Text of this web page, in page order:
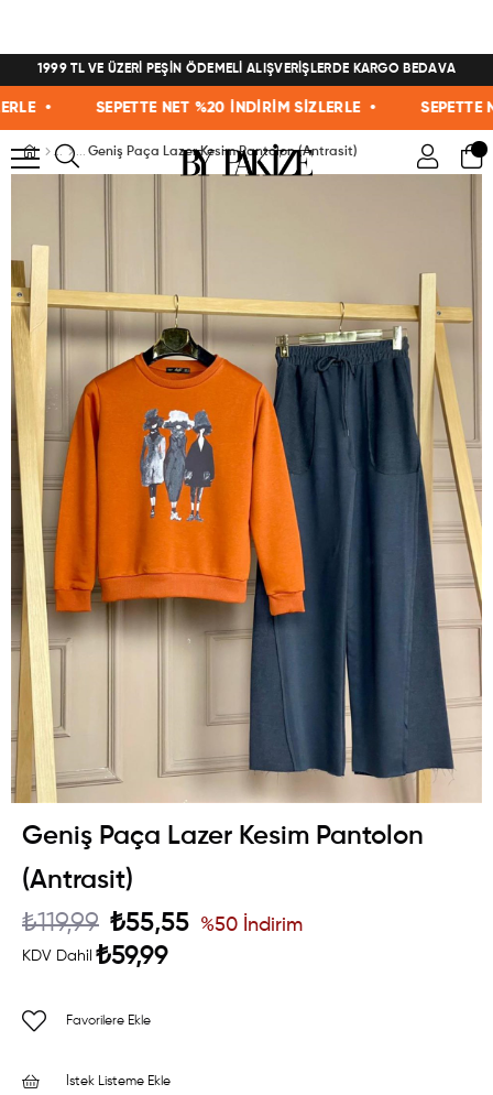
1999 TL VE ÜZERİ PEŞİN ÖDEMELİ ALIŞVERİŞLERDE KARGO BEDAVA
• SEPETTE NET %20 İNDİRİM SİZLERLE • SEPETTE
Geniş Paça Lazer Kesim Pantolon (Antrasit)
Geniş Paça Lazer Kesim Pantolon
(Antrasit)
₺119,99 ₺55,55
KDV Dahil ₺59,99
%50 İndirim
Favorilere Ekle
İstek Listeme Ekle